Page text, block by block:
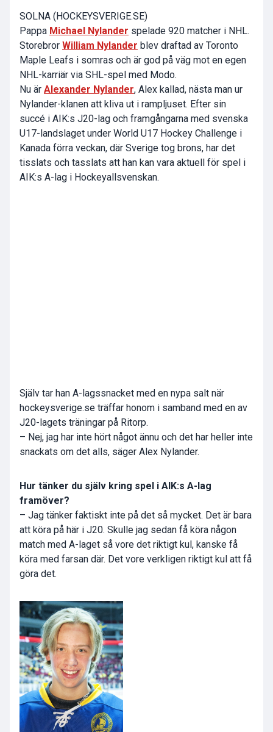
SOLNA (HOCKEYSVERIGE.SE)
Pappa Michael Nylander spelade 920 matcher i NHL.
Storebror William Nylander blev draftad av Toronto
Maple Leafs i somras och är god på väg mot en egen
NHL-karriär via SHL-spel med Modo.
Nu är Alexander Nylander, Alex kallad, nästa man ur
Nylander-klanen att kliva ut i rampljuset. Efter sin
succé i AIK:s J20-lag och framgångarna med svenska
U17-landslaget under World U17 Hockey Challenge i
Kanada förra veckan, där Sverige tog brons, har det
tisslats och tasslats att han kan vara aktuell för spel i
AIK:s A-lag i Hockeyallsvenskan.
Själv tar han A-lagssnacket med en nypa salt när
hockeysverige.se träffar honom i samband med en av
J20-lagets träningar på Ritorp.
– Nej, jag har inte hört något ännu och det har heller inte
snackats om det alls, säger Alex Nylander.
Hur tänker du själv kring spel i AIK:s A-lag
framöver?
– Jag tänker faktiskt inte på det så mycket. Det är bara
att köra på här i J20. Skulle jag sedan få köra någon
match med A-laget så vore det riktigt kul, kanske få
köra med farsan där. Det vore verkligen riktigt kul att få
göra det.